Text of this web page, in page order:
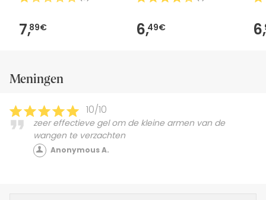
7,89€ 6,49€ 6,
Meningen
10/10
zeer effectieve gel om de kleine armen van de
wangen te verzachten
Anonymous A.